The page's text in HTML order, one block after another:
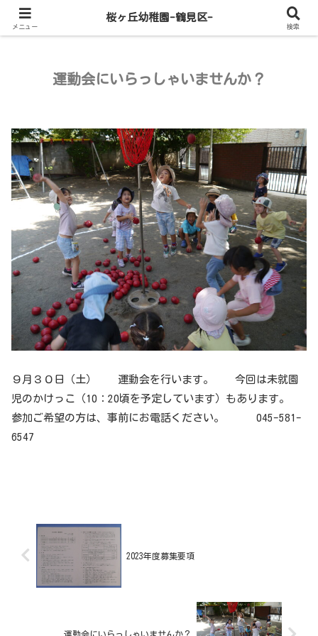
運動会にいらっしゃいませんか？
９月３０日（土） 運動会を行います。 今回は未就園
児のかけっこ（10：20頃を予定しています）もあります。
参加ご希望の方は、事前にお電話ください。 045-581-
6547
2023年度募集要項
運動会にいらっしゃいませんか？
メニュー
桜ヶ丘幼稚園-鶴見区-
検索